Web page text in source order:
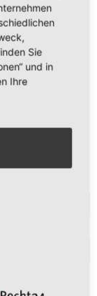
Sie
und in
Ihre